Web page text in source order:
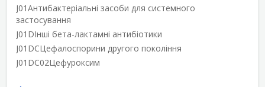
J01Антибактеріальні засоби для системного
застосування
J01DІнші бета-лактамні антибіотики
J01DCЦефалоспорини другого покоління
J01DC02Цефуроксим